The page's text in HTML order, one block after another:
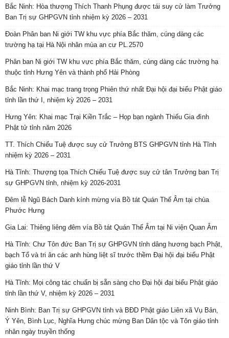
Bắc Ninh: Hòa thượng Thích Thanh Phụng được tái suy cử làm Trưởng
Ban Trị sự GHPGVN tỉnh nhiệm kỳ 2026 – 2031
Đoàn Phân ban Ni giới TW khu vực phía Bắc thăm, cúng dàng các
trường hạ tại Hà Nội nhân mùa an cư PL.2570
Phân ban Ni giới TW khu vực phía Bắc thăm, cúng dàng các trường hạ
thuộc tỉnh Hưng Yên và thành phố Hải Phòng
Bắc Ninh: Khai mạc trang trọng Phiên thứ nhất Đại hội đại biểu Phật giáo
tỉnh lần thứ I, nhiệm kỳ 2026 – 2031
Hưng Yên: Khai mạc Trại Kiền Trắc – Họp bạn ngành Thiếu Gia đình
Phật tử tỉnh năm 2026
TT. Thích Chiếu Tuệ được suy cử Trưởng BTS GHPGVN tỉnh Hà Tĩnh
nhiệm kỳ 2026 – 2031
Hà Tĩnh: Thượng tọa Thích Chiếu Tuệ được suy cử tân Trưởng ban Trị
sự GHPGVN tỉnh, nhiệm kỳ 2026-2031
Đêm lễ Ngũ Bách Danh kính mừng vía Bồ tát Quán Thế Âm tại chùa
Phước Hưng
Gia Lai: Thiêng liêng đêm vía Bồ tát Quán Thế Âm tại Ni viện Quan Âm
Hà Tĩnh: Chư Tôn đức Ban Trị sự GHPGVN tỉnh dâng hương bạch Phật,
bạch Tổ và tri ân các anh hùng liệt sĩ trước thềm Đại hội đại biểu Phật
giáo tỉnh lần thứ V
Hà Tĩnh: Mọi công tác chuẩn bị sẵn sàng cho Đại hội đại biểu Phật giáo
tỉnh lần thứ V, nhiệm kỳ 2026 – 2031
Ninh Bình: Ban Trị sự GHPGVN tỉnh và BĐD Phật giáo Liên xã Vụ Bản,
Ý Yên, Bình Lục, Nghĩa Hưng chúc mừng Ban Dân tộc và Tôn giáo tỉnh
nhân ngày truyền thống